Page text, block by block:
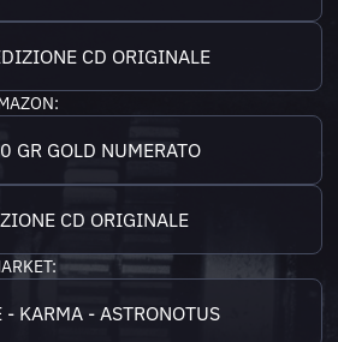
CD ORIGINALE
GR GOLD NUMERATO
CD ORIGINALE
KARMA - ASTRONOTUS